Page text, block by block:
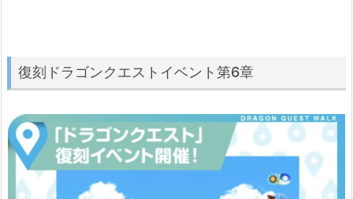
復刻ドラゴンクエストイベント第6章